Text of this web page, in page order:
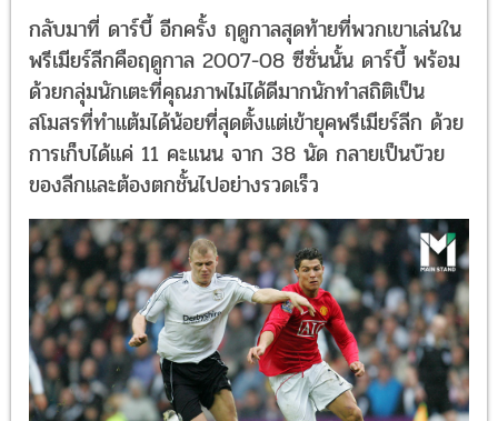
กลับมาที่ ดาร์บี้ อีกครั้ง ฤดูกาลสุดท้ายที่พวกเขาเล่นใน
พรีเมียร์ลีกคือฤดูกาล 2007-08 ซีซั่นนั้น ดาร์บี้ พร้อม
ด้วยกลุ่มนักเตะที่คุณภาพไม่ได้ดีมากนักทำสถิติเป็น
สโมสรที่ทำแต้มได้น้อยที่สุดตั้งแต่เข้ายุคพรีเมียร์ลีก ด้วย
การเก็บได้แค่ 11 คะแนน จาก 38 นัด กลายเป็นบ๊วย
ของลีกและต้องตกชั้นไปอย่างรวดเร็ว